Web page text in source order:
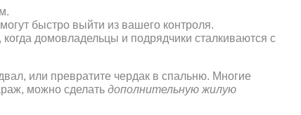
могут быстро выйти из вашего контроля.
домовладельцы и подрядчики сталкиваются с
или превратите чердак в спальню. Многие
можно сделать дополнительную жилую